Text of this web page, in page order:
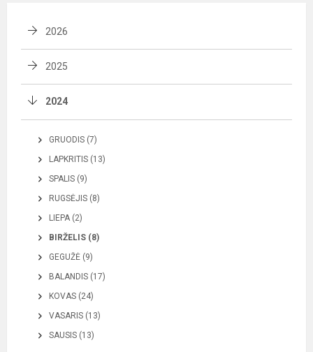
2026
2025
2024
GRUODIS (7)
LAPKRITIS (13)
SPALIS (9)
RUGSĖJIS (8)
LIEPA (2)
BIRŽELIS (8)
GEGUŽĖ (9)
BALANDIS (17)
KOVAS (24)
VASARIS (13)
SAUSIS (13)